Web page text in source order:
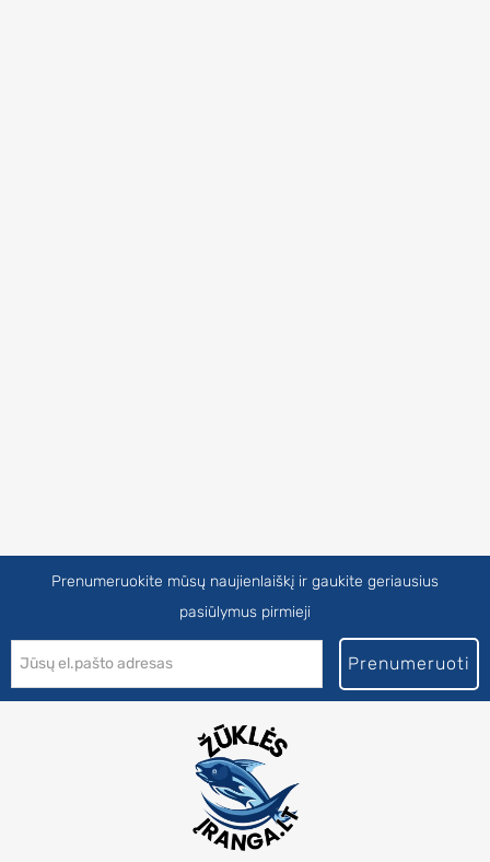
Prenumeruokite mūsų naujienlaiškį ir gaukite geriausius
pasiūlymus pirmieji
Prenumeruoti